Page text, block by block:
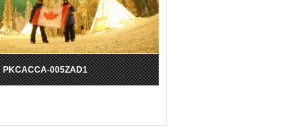
PKCACCA-005ZAD1